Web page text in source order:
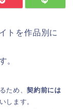
トを作品別に
。
ため、契約前には
します。